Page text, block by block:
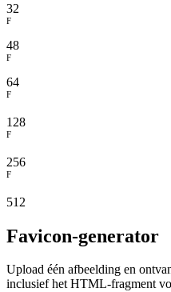
32
F
48
F
64
F
128
F
256
F
512
Favicon-generator
Upload één afbeelding en
inclusief het HTML-fragment